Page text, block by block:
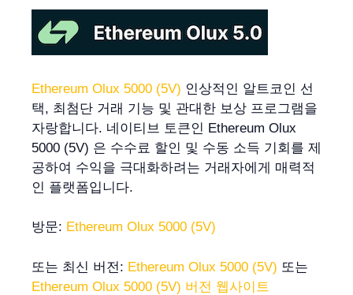
Ethereum Olux 5000 (5V) 인상적인 알트코인 선
택, 최첨단 거래 기능 및 관대한 보상 프로그램을
자랑합니다. 네이티브 토큰인 Ethereum Olux
5000 (5V) 은 수수료 할인 및 수동 소득 기회를 제
공하여 수익을 극대화하려는 거래자에게 매력적
인 플랫폼입니다.
방문: Ethereum Olux 5000 (5V)
또는 최신 버전: Ethereum Olux 5000 (5V) 또는
Ethereum Olux 5000 (5V) 버전 웹사이트